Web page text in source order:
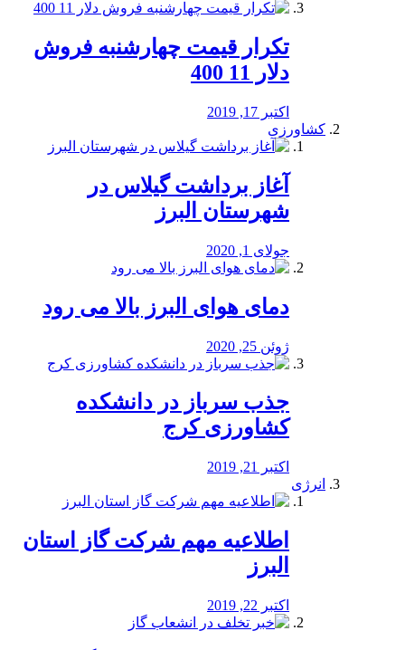
تکرار قیمت چهارشنبه فروش
دلار 11 400
اکتبر 17, 2019
کشاورزی
آغاز برداشت گیلاس در
شهرستان البرز
جولای 1, 2020
دمای هوای البرز بالا می رود
ژوئن 25, 2020
جذب سرباز در دانشکده
کشاورزی کرج
اکتبر 21, 2019
انرژی
️اطلاعیه مهم شرکت گاز استان
البرز
اکتبر 22, 2019